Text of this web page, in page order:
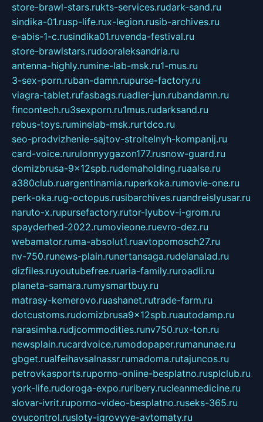
store-brawl-stars.rukts-services.rudark-sand.ru
sindika-01.rusp-life.rux-legion.rusib-archives.ru
e-abis-1-c.rusindika01.ruvenda-festival.ru
store-brawlstars.rudooraleksandria.ru
antenna-highly.rumine-lab-msk.ru1-mus.ru
3-sex-porn.ruban-damn.rupurse-factory.ru
viagra-tablet.rufasbags.ruadler-jun.rubandamn.ru
fincontech.ru3sexporn.ru1mus.rudarksand.ru
rebus-toys.ruminelab-msk.rurtdco.ru
seo-prodvizhenie-sajtov-stroitelnyh-kompanij.ru
card-voice.rurulonnyygazon177.rusnow-guard.ru
domizbrusa-9x12spb.rudemaholding.ruaalse.ru
a380club.ruargentinamia.ruperkoka.rumovie-one.ru
perk-oka.rug-octopus.rusibarchives.ruandreislyusar.ru
naruto-x.rupursefactory.rutor-lyubov-i-grom.ru
spayderhed-2022.rumovieone.ruevro-dez.ru
webamator.ruma-absolut1.ruavtopomosch27.ru
nv-750.runews-plain.runertansaga.rudelanalad.ru
dizfiles.ruyoutubefree.ruaria-family.ruroadli.ru
planeta-samara.rumysmartbuy.ru
matrasy-kemerovo.ruashanet.rutrade-farm.ru
dotcustoms.rudomizbrusa9x12spb.ruautodamp.ru
narasimha.rudjcommodities.runv750.rux-ton.ru
newsplain.rucardvoice.rumodopaper.rumanunae.ru
gbget.rualfeihavsalnassr.rumadoma.rutajuncos.ru
petrovkasports.ruporno-online-besplatno.rusplclub.ru
york-life.rudoroga-expo.ruribery.rucleanmedicine.ru
slovar-ivrit.ruporno-video-besplatno.ruseks-365.ru
ovucontrol.rusloty-igrovyye-avtomaty.ru